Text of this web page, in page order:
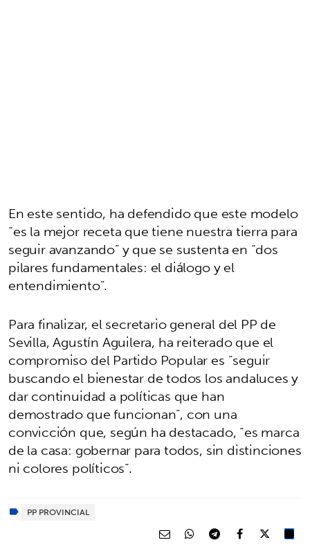
En este sentido, ha defendido que este modelo
“es la mejor receta que tiene nuestra tierra para
seguir avanzando” y que se sustenta en “dos
pilares fundamentales: el diálogo y el
entendimiento”.
Para finalizar, el secretario general del PP de
Sevilla, Agustín Aguilera, ha reiterado que el
compromiso del Partido Popular es “seguir
buscando el bienestar de todos los andaluces y
dar continuidad a políticas que han
demostrado que funcionan”, con una
convicción que, según ha destacado, “es marca
de la casa: gobernar para todos, sin distinciones
ni colores políticos”.
PP PROVINCIAL